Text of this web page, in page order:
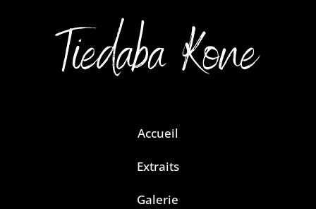
Accueil
Extraits
Galerie